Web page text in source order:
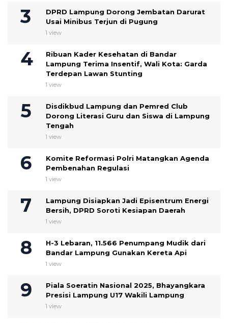
DPRD Lampung Dorong Jembatan Darurat
Usai Minibus Terjun di Pugung
1 view
Ribuan Kader Kesehatan di Bandar
Lampung Terima Insentif, Wali Kota: Garda
Terdepan Lawan Stunting
1 view
Disdikbud Lampung dan Pemred Club
Dorong Literasi Guru dan Siswa di Lampung
Tengah
1 view
Komite Reformasi Polri Matangkan Agenda
Pembenahan Regulasi
1 view
Lampung Disiapkan Jadi Episentrum Energi
Bersih, DPRD Soroti Kesiapan Daerah
1 view
H-3 Lebaran, 11.566 Penumpang Mudik dari
Bandar Lampung Gunakan Kereta Api
1 view
Piala Soeratin Nasional 2025, Bhayangkara
Presisi Lampung U17 Wakili Lampung
1 view